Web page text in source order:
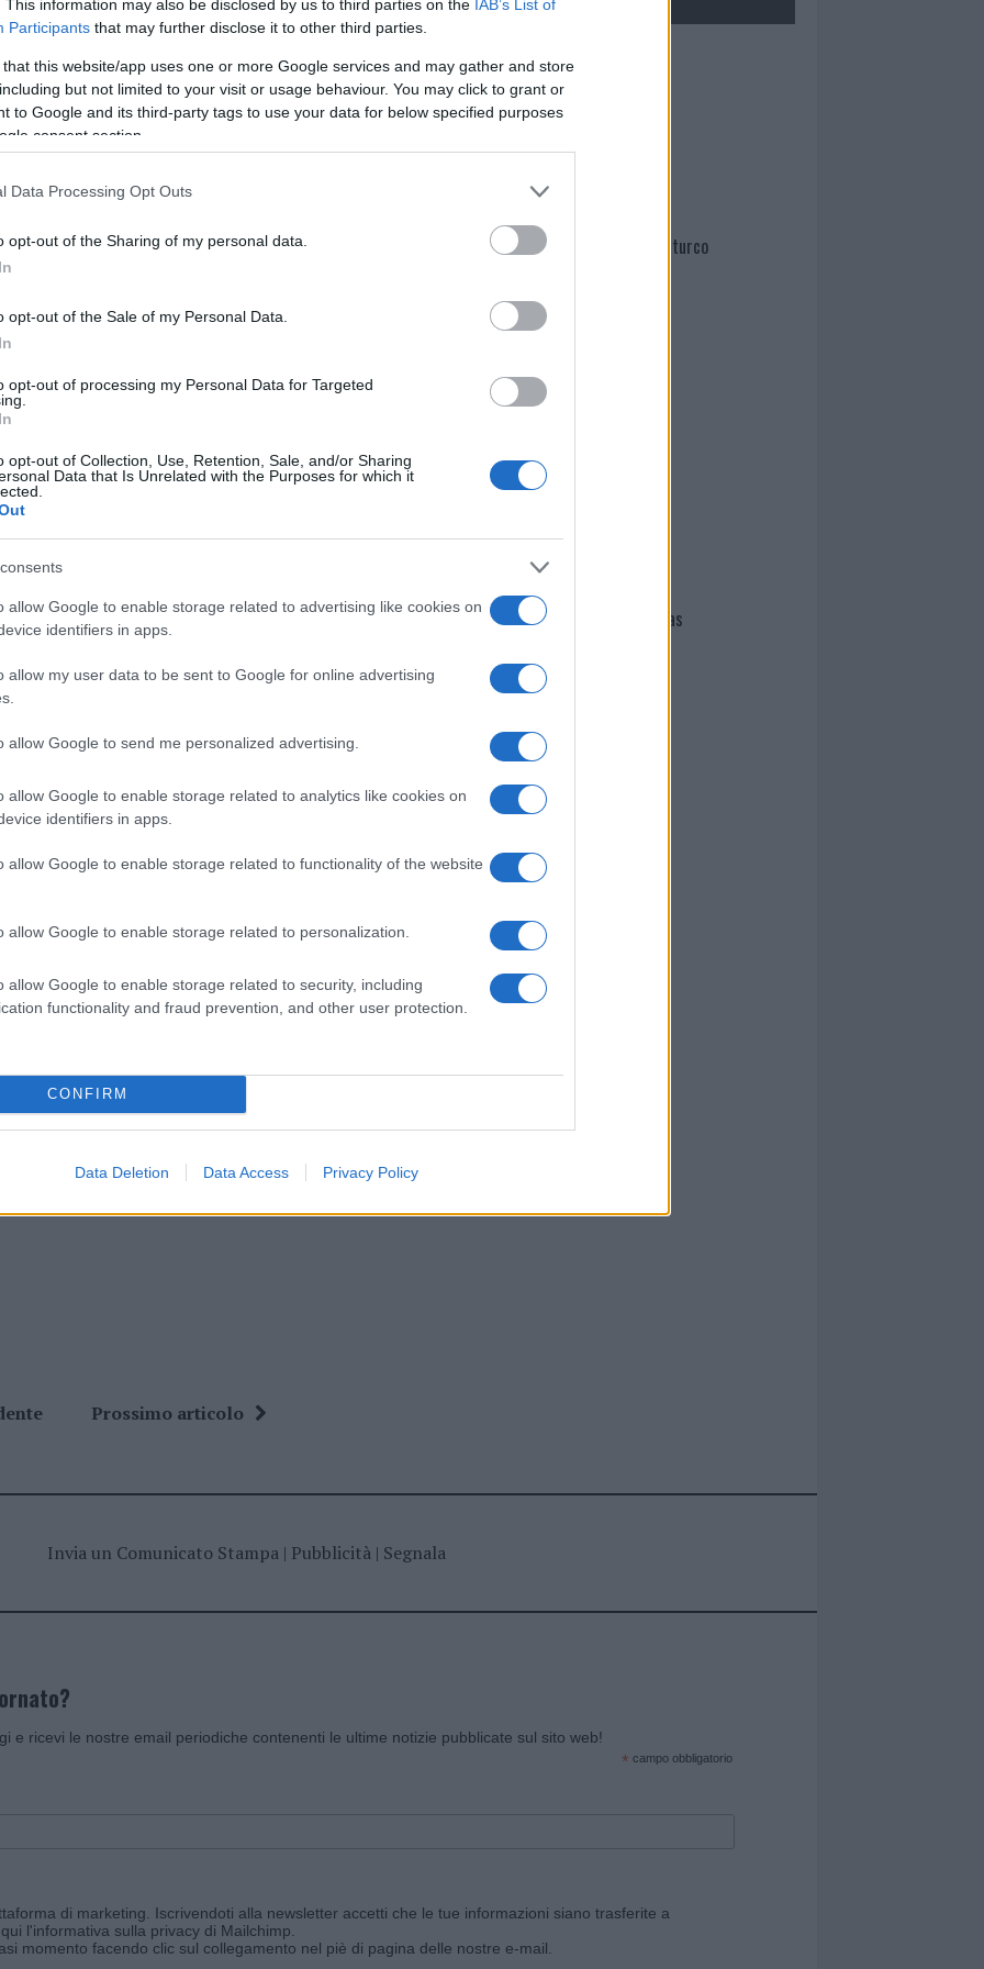
This information may also be disclosed by us to third parties on the IAB’s List of
Participants that may further disclose it to other third parties.
that this website/app uses one or more Google services and may gather and store
but not limited to your visit or usage behaviour. You may click to grant or
to Google and its third-party tags to use your data for below specified purposes
consent section.
Data Processing Opt Outs
opt-out of the Sharing of my personal data.
opt-out of the Sale of my Personal Data.
opt-out of processing my Personal Data for Targeted
opt-out of Collection, Use, Retention, Sale, and/or Sharing
Data that Is Unrelated with the Purposes for which it
allow Google to enable storage related to advertising like cookies on
identifiers in apps.
allow my user data to be sent to Google for online advertising
allow Google to send me personalized advertising.
allow Google to enable storage related to analytics like cookies on
identifiers in apps.
allow Google to enable storage related to functionality of the website
allow Google to enable storage related to personalization.
allow Google to enable storage related to security, including
functionality and fraud prevention, and other user protection.
CONFIRM
Data Deletion Data Access Privacy Policy
in esercizio. Stiamo seguendo
il
irrigui, contribuendo ad alleviare i
Il recupero e il riuso delle acque
risposta all’emergenza idrica che
unico di Abbanoa, Alessandro
come il laboratorio analisi interno esegua le
nel rispetto delle metodiche
dei servizi erogati (acque reflue)
in materia. L’attività di analisi sulle
applica in tutte e tre le sedi stesse
sul processo di campionamento e
a garanzia dell’affidabilità dei dati analitici
nell’ambiente.
sulle acque depurate arriva dopo
coinvolto tutti i laboratori Abbanoa. A
il Gestore effettua infatti circa 17.000
circa 300.000 parametri chimici e
vengono eseguiti fino a 50 controlli a
filiera del processo:
stato della potabilizzazione e delle
del prodotto in distribuzione
ciascuno di noi. Un aspetto che merita
che la Sardegna, a differenza delle altre
per l’85% da invasi artificiali che spesso
Acqua grezza che necessita di
rispetto a quanto avviene in altre
45 potabilizzatori presenti in Sardegna,
cliccandoqui
nella sezioneLogindal menù del sito o
Prossimo articolo
Mario Malu
Paolo Pinna
Martina Agostina Diturco
Giovannimaria Cabras
Invia un Comunicato Stampa| Pubblicità| Segnala
e ricevi le nostre email periodiche contenenti le ultime notizie pubblicate sul sito web!
* campo obbligatorio
di marketing. Iscrivendoti alla newsletter accetti che le tue informazioni siano trasferite a
l'informativa sulla privacy di Mailchimp
momento facendo clic sul collegamento nel piè di pagina delle nostre e-mail.